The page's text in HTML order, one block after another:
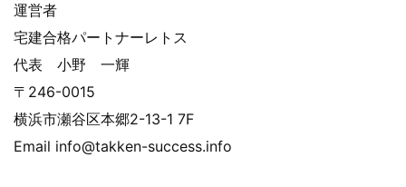
運営者
宅建合格パートナーレトス
代表 小野 一輝
〒246-0015
横浜市瀬谷区本郷2-13-1 7F
Email info@takken-success.info